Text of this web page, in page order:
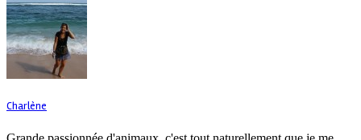
Charlène